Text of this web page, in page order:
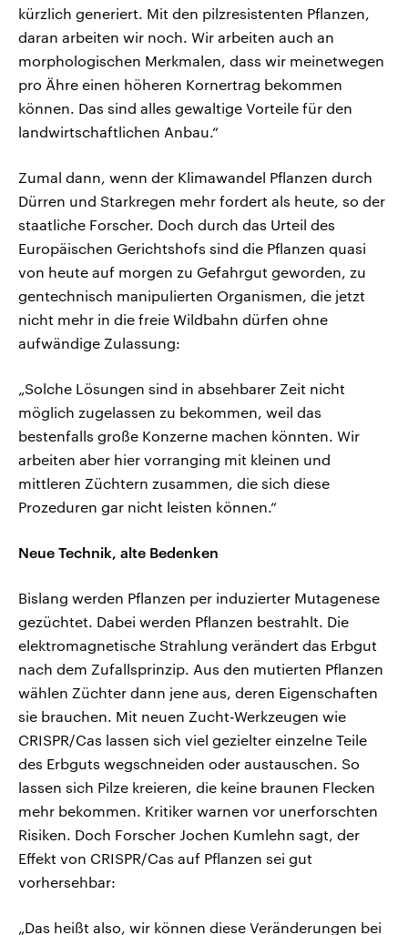
kürzlich generiert. Mit den pilzresistenten Pflanzen,
daran arbeiten wir noch. Wir arbeiten auch an
morphologischen Merkmalen, dass wir meinetwegen
pro Ähre einen höheren Kornertrag bekommen
können. Das sind alles gewaltige Vorteile für den
landwirtschaftlichen Anbau.“
Zumal dann, wenn der Klimawandel Pflanzen durch
Dürren und Starkregen mehr fordert als heute, so der
staatliche Forscher. Doch durch das Urteil des
Europäischen Gerichtshofs sind die Pflanzen quasi
von heute auf morgen zu Gefahrgut geworden, zu
gentechnisch manipulierten Organismen, die jetzt
nicht mehr in die freie Wildbahn dürfen ohne
aufwändige Zulassung:
„Solche Lösungen sind in absehbarer Zeit nicht
möglich zugelassen zu bekommen, weil das
bestenfalls große Konzerne machen könnten. Wir
arbeiten aber hier vorranging mit kleinen und
mittleren Züchtern zusammen, die sich diese
Prozeduren gar nicht leisten können.“
Neue Technik, alte Bedenken
Bislang werden Pflanzen per induzierter Mutagenese
gezüchtet. Dabei werden Pflanzen bestrahlt. Die
elektromagnetische Strahlung verändert das Erbgut
nach dem Zufallsprinzip. Aus den mutierten Pflanzen
wählen Züchter dann jene aus, deren Eigenschaften
sie brauchen. Mit neuen Zucht-Werkzeugen wie
CRISPR/Cas lassen sich viel gezielter einzelne Teile
des Erbguts wegschneiden oder austauschen. So
lassen sich Pilze kreieren, die keine braunen Flecken
mehr bekommen. Kritiker warnen vor unerforschten
Risiken. Doch Forscher Jochen Kumlehn sagt, der
Effekt von CRISPR/Cas auf Pflanzen sei gut
vorhersehbar:
„Das heißt also, wir können diese Veränderungen bei